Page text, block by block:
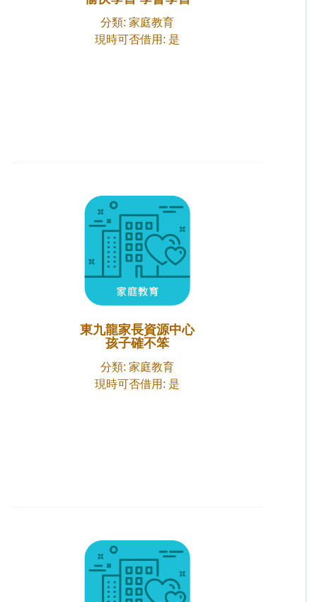
分類: 家庭教育
現時可否借用: 是
東九龍家長資源中心
孩子確不笨
分類: 家庭教育
現時可否借用: 是